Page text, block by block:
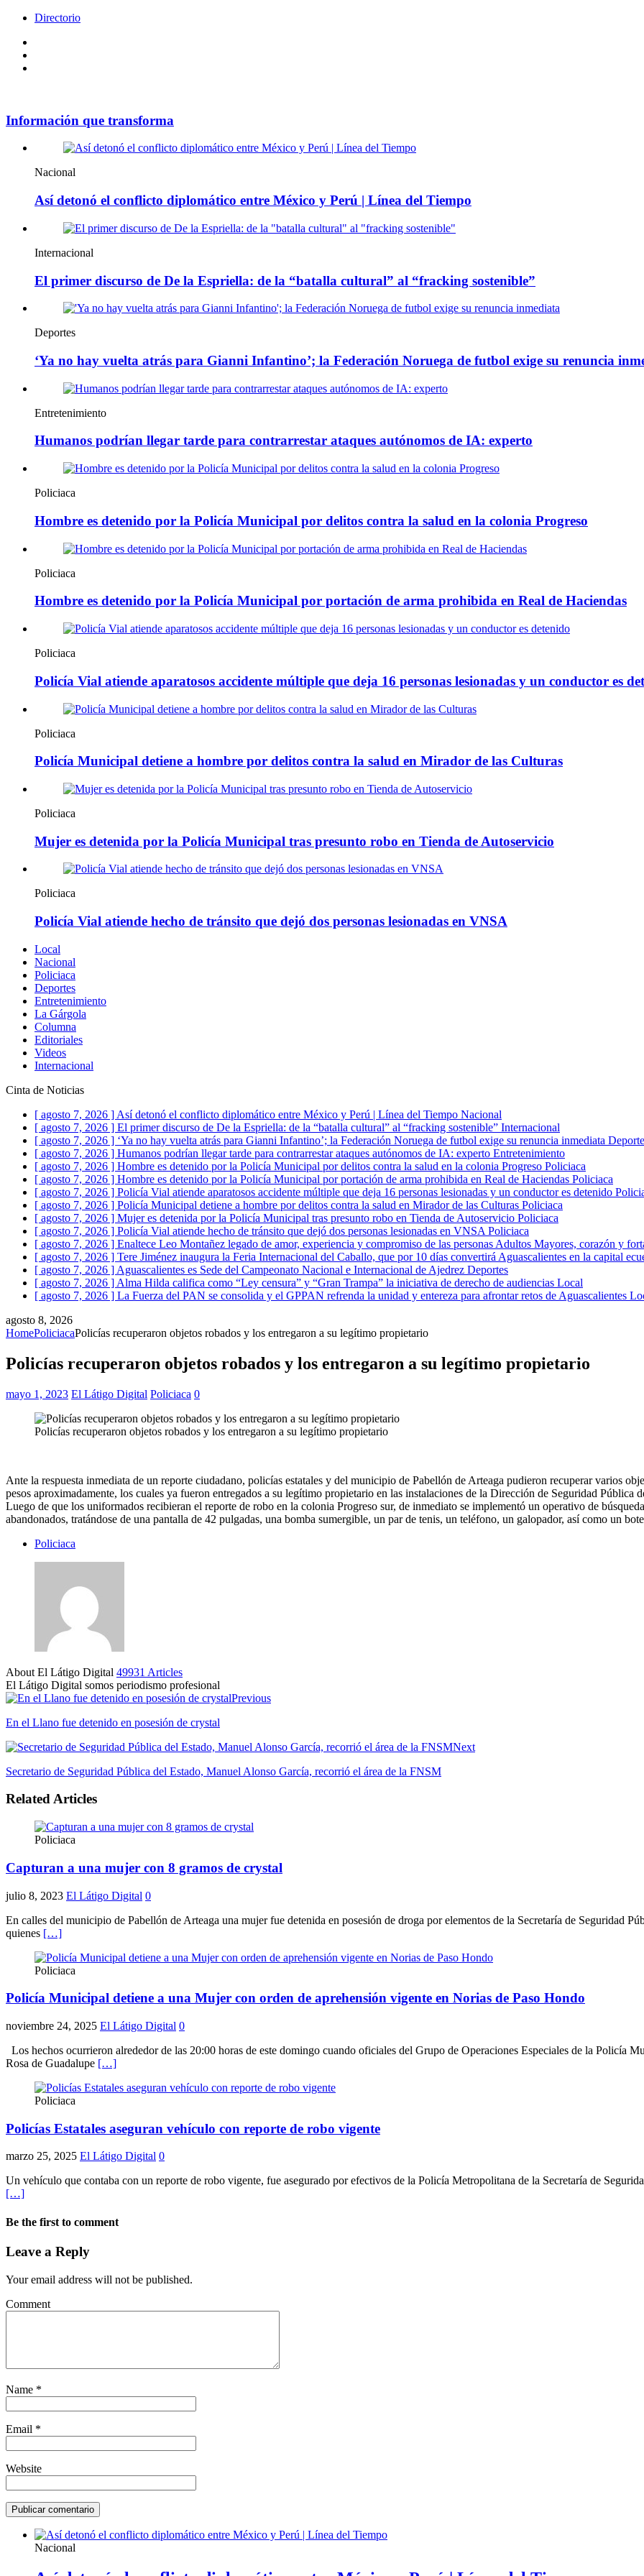
Directorio
Información que transforma
Nacional
Así detonó el conflicto diplomático entre México y Perú | Línea del Tiempo
Internacional
El primer discurso de De la Espriella: de la “batalla cultural” al “fracking sostenible”
Deportes
‘Ya no hay vuelta atrás para Gianni Infantino’; la Federación Noruega de futbol exige su renuncia
Entretenimiento
Humanos podrían llegar tarde para contrarrestar ataques autónomos de IA: experto
Policiaca
Hombre es detenido por la Policía Municipal por delitos contra la salud en la colonia Progreso
Policiaca
Hombre es detenido por la Policía Municipal por portación de arma prohibida en Real de Haciendas
Policiaca
Policía Vial atiende aparatosos accidente múltiple que deja 16 personas lesionadas y un conductor es
Policiaca
Policía Municipal detiene a hombre por delitos contra la salud en Mirador de las Culturas
Policiaca
Mujer es detenida por la Policía Municipal tras presunto robo en Tienda de Autoservicio
Policiaca
Policía Vial atiende hecho de tránsito que dejó dos personas lesionadas en VNSA
Local
Nacional
Policiaca
Deportes
Entretenimiento
La Gárgola
Columna
Editoriales
Videos
Internacional
Cinta de Noticias
[ agosto 7, 2026 ] Así detonó el conflicto diplomático entre México y Perú | Línea del Tiempo Nacional
[ agosto 7, 2026 ] El primer discurso de De la Espriella: de la “batalla cultural” al “fracking sostenible” Internacional
[ agosto 7, 2026 ] ‘Ya no hay vuelta atrás para Gianni Infantino’; la Federación Noruega de futbol exige su renuncia inmediata
[ agosto 7, 2026 ] Humanos podrían llegar tarde para contrarrestar ataques autónomos de IA: experto Entretenimiento
[ agosto 7, 2026 ] Hombre es detenido por la Policía Municipal por delitos contra la salud en la colonia Progreso Policiaca
[ agosto 7, 2026 ] Hombre es detenido por la Policía Municipal por portación de arma prohibida en Real de Haciendas Policiaca
[ agosto 7, 2026 ] Policía Vial atiende aparatosos accidente múltiple que deja 16 personas lesionadas y un conductor es detenido
[ agosto 7, 2026 ] Policía Municipal detiene a hombre por delitos contra la salud en Mirador de las Culturas Policiaca
[ agosto 7, 2026 ] Mujer es detenida por la Policía Municipal tras presunto robo en Tienda de Autoservicio Policiaca
[ agosto 7, 2026 ] Policía Vial atiende hecho de tránsito que dejó dos personas lesionadas en VNSA Policiaca
[ agosto 7, 2026 ] Enaltece Leo Montañez legado de amor, experiencia y compromiso de las personas Adultos Mayores, corazón y
[ agosto 7, 2026 ] Tere Jiménez inaugura la Feria Internacional del Caballo, que por 10 días convertirá Aguascalientes en la capital
[ agosto 7, 2026 ] Aguascalientes es Sede del Campeonato Nacional e Internacional de Ajedrez Deportes
[ agosto 7, 2026 ] Alma Hilda califica como “Ley censura” y “Gran Trampa” la iniciativa de derecho de audiencias Local
[ agosto 7, 2026 ] La Fuerza del PAN se consolida y el GPPAN refrenda la unidad y entereza para afrontar retos de Aguascalientes
agosto 8, 2026
HomePoliciacaPolicías recuperaron objetos robados y los entregaron a su legítimo propietario
Policías recuperaron objetos robados y los entregaron a su legítimo propietario
mayo 1, 2023 El Látigo Digital Policiaca 0
Policías recuperaron objetos robados y los entregaron a su legítimo propietario
Ante la respuesta inmediata de un reporte ciudadano, policías estatales y del municipio de Pabellón de Arteaga pudieron recuperar varios
pesos aproximadamente, los cuales ya fueron entregados a su legítimo propietario en las instalaciones de la Dirección de Seguridad Pública
Luego de que los uniformados recibieran el reporte de robo en la colonia Progreso sur, de inmediato se implementó un operativo de
abandonados, tratándose de una pantalla de 42 pulgadas, una bomba sumergible, un par de tenis, un teléfono, un galopador, así como un
Policiaca
About El Látigo Digital 49931 Articles
El Látigo Digital somos periodismo profesional
Website
Facebook
Previous
En el Llano fue detenido en posesión de crystal
Next
Secretario de Seguridad Pública del Estado, Manuel Alonso García, recorrió el área de la FNSM
Related Articles
Policiaca
Capturan a una mujer con 8 gramos de crystal
julio 8, 2023 El Látigo Digital 0
En calles del municipio de Pabellón de Arteaga una mujer fue detenida en posesión de droga por elementos de la Secretaría de Seguridad
quienes […]
Policiaca
Policía Municipal detiene a una Mujer con orden de aprehensión vigente en Norias de Paso Hondo
noviembre 24, 2025 El Látigo Digital 0
Los hechos ocurrieron alrededor de las 20:00 horas de este domingo cuando oficiales del Grupo de Operaciones Especiales de la Policía
Rosa de Guadalupe […]
Policiaca
Policías Estatales aseguran vehículo con reporte de robo vigente
marzo 25, 2025 El Látigo Digital 0
Un vehículo que contaba con un reporte de robo vigente, fue asegurado por efectivos de la Policía Metropolitana de la Secretaría de
[…]
Be the first to comment
Leave a Reply
Your email address will not be published.
Comment
Name *
Email *
Website
Nacional